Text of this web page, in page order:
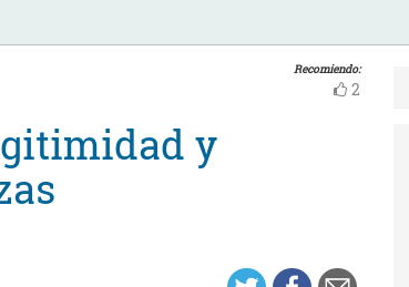
Recomiendo:
2
y